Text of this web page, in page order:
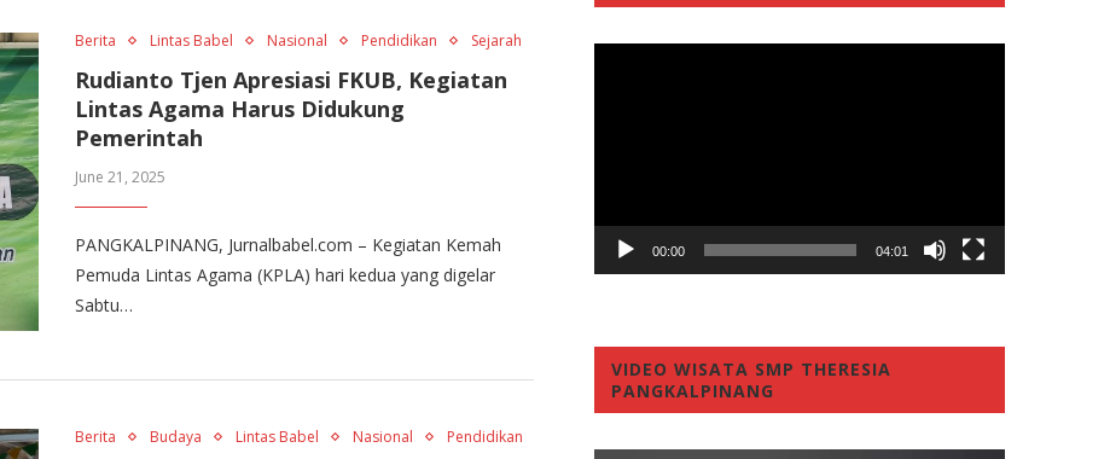
Berita Lintas Babel Nasional Pendidikan Sejarah
Rudianto Tjen Apresiasi FKUB, Kegiatan
Lintas Agama Harus Didukung
Pemerintah
June 21, 2025
PANGKALPINANG, Jurnalbabel.com – Kegiatan Kemah
Pemuda Lintas Agama (KPLA) hari kedua yang digelar
Sabtu…
Berita Budaya Lintas Babel Nasional Pendidikan
00:00 04:01
VIDEO WISATA SMP THERESIA
PANGKALPINANG